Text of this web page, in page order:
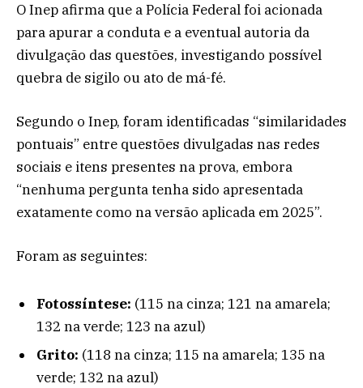
O Inep afirma que a Polícia Federal foi acionada
para apurar a conduta e a eventual autoria da
divulgação das questões, investigando possível
quebra de sigilo ou ato de má-fé.
Segundo o Inep, foram identificadas “similaridades
pontuais” entre questões divulgadas nas redes
sociais e itens presentes na prova, embora
“nenhuma pergunta tenha sido apresentada
exatamente como na versão aplicada em 2025”.
Foram as seguintes:
Fotossíntese: (115 na cinza; 121 na amarela;
132 na verde; 123 na azul)
Grito: (118 na cinza; 115 na amarela; 135 na
verde; 132 na azul)